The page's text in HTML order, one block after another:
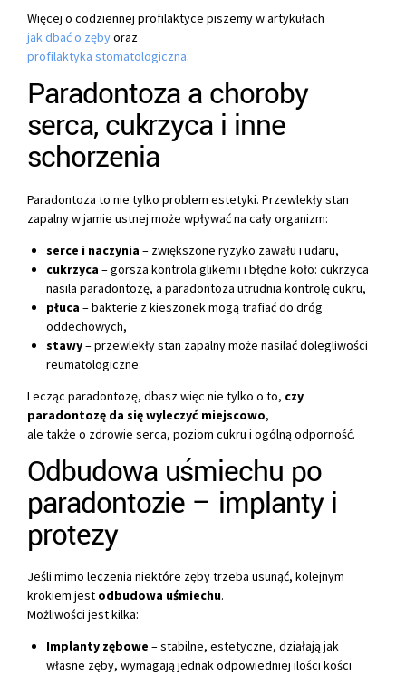
Więcej o codziennej profilaktyce piszemy w artykułach
jak dbać o zębyoraz
profilaktyka stomatologiczna.
Paradontoza a choroby
serca, cukrzyca i inne
schorzenia
Paradontoza to nie tylko problem estetyki. Przewlekły stan
zapalny w jamie ustnej może wpływać na cały organizm:
serce i naczynia – zwiększone ryzyko zawału i udaru,
cukrzyca – gorsza kontrola glikemii i błędne koło: cukrzyca
nasila paradontozę, a paradontoza utrudnia kontrolę cukru,
płuca – bakterie z kieszonek mogą trafiać do dróg
oddechowych,
stawy– przewlekły stan zapalny może nasilać dolegliwości
reumatologiczne.
Lecząc paradontozę, dbasz więc nie tylko o to, czy
paradontozę da się wyleczyć miejscowo,
ale także o zdrowie serca, poziom cukru i ogólną odporność.
Odbudowa uśmiechu po
paradontozie – implanty i
protezy
Jeśli mimo leczenia niektóre zęby trzeba usunąć, kolejnym
krokiem jest odbudowa uśmiechu.
Możliwości jest kilka:
Implanty zębowe – stabilne, estetyczne, działają jak
własne zęby, wymagają jednak odpowiedniej ilości kości